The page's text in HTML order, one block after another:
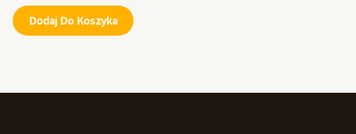
Dodaj Do Koszyka